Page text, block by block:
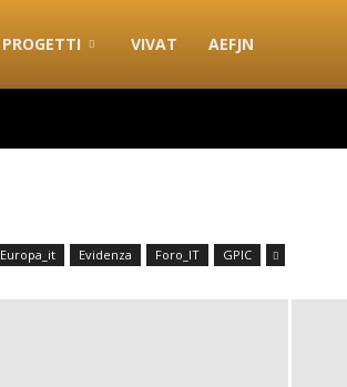
PROGETTI VIVAT AEFJN
Europa_it Evidenza Foro_IT GPIC